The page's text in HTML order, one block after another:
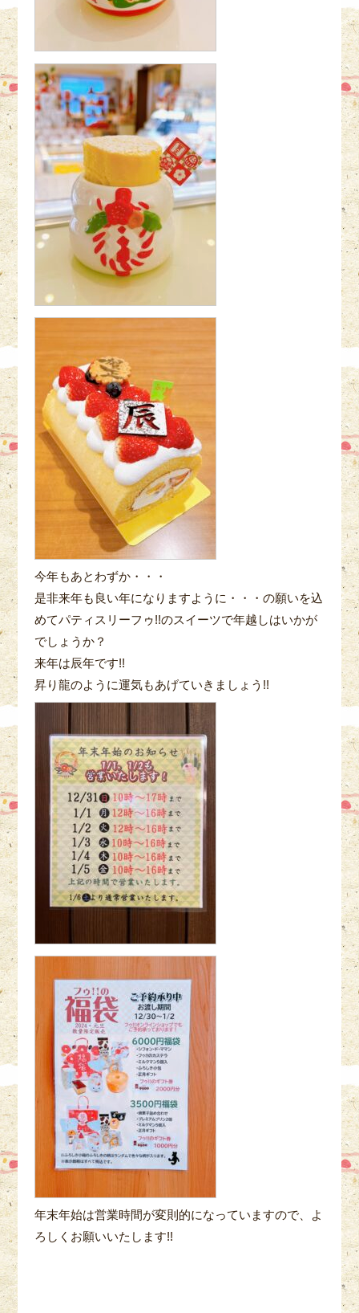
今年もあとわずか・・・
是非来年も良い年になりますように・・・の願いを込
めてパティスリーフゥ!!のスイーツで年越しはいかが
でしょうか？
来年は辰年です!!
昇り龍のように運気もあげていきましょう!!
年末年始は営業時間が変則的になっていますので、よ
ろしくお願いいたします!!